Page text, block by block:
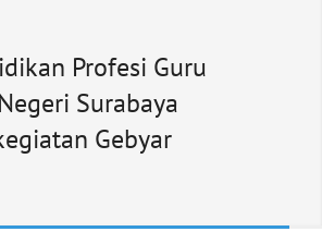
Profesi Guru
Surabaya
Gebyar